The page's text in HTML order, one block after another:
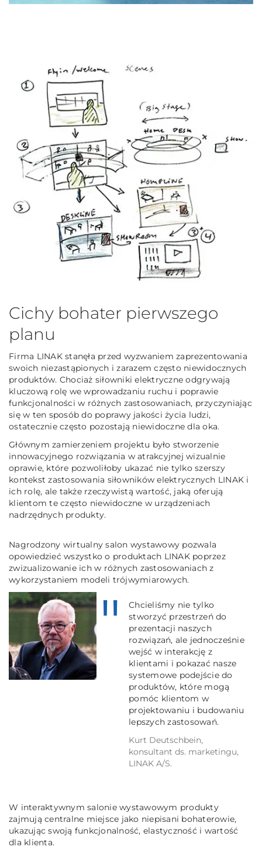
Cichy bohater pierwszego
planu
Firma LINAK stanęła przed wyzwaniem zaprezentowania
swoich niezastąpionych i zarazem często niewidocznych
produktów. Chociaż siłowniki elektryczne odgrywają
kluczową rolę we wprowadzaniu ruchu i poprawie
funkcjonalności w różnych zastosowaniach, przyczyniając
się w ten sposób do poprawy jakości życia ludzi,
ostatecznie często pozostają niewidoczne dla oka.
Głównym zamierzeniem projektu było stworzenie
innowacyjnego rozwiązania w atrakcyjnej wizualnie
oprawie, które pozwoliłoby ukazać nie tylko szerszy
kontekst zastosowania siłowników elektrycznych LINAK i
ich rolę, ale także rzeczywistą wartość, jaką oferują
klientom te często niewidoczne w urządzeniach
nadrzędnych produkty.
Nagrodzony wirtualny salon wystawowy pozwala
opowiedzieć wszystko o produktach LINAK poprzez
zwizualizowanie ich w różnych zastosowaniach z
wykorzystaniem modeli trójwymiarowych.
Chcieliśmy nie tylko
stworzyć przestrzeń do
prezentacji naszych
rozwiązań, ale jednocześnie
wejść w interakcję z
klientami i pokazać nasze
systemowe podejście do
produktów, które mogą
pomóc klientom w
projektowaniu i budowaniu
lepszych zastosowań.
Kurt Deutschbein,
konsultant ds. marketingu,
LINAK A/S.
W interaktywnym salonie wystawowym produkty
zajmują centralne miejsce jako niepisani bohaterowie,
ukazując swoją funkcjonalność, elastyczność i wartość
dla klienta.